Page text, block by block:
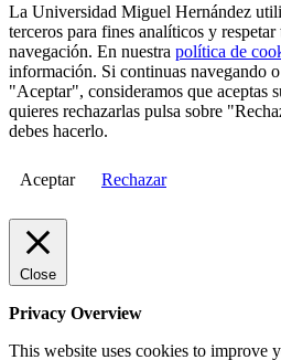
La Universidad Miguel Hernández
terceros para fines analíticos y respetar
navegación. En nuestra política de
información. Si continuas navegando
"Aceptar", consideramos que aceptas
quieres rechazarlas pulsa sobre
debes hacerlo.
Aceptar Rechazar
Close
Privacy Overview
This website uses cookies to improve